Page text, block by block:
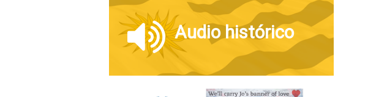
Audio histórico